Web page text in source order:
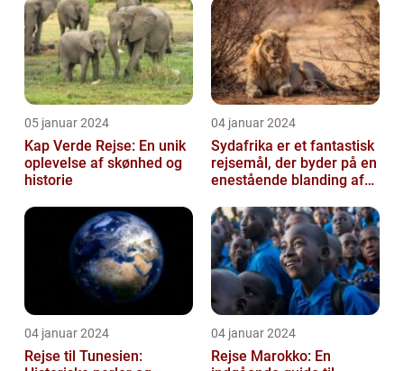
05 januar 2024
Kap Verde Rejse: En unik
oplevelse af skønhed og
historie
04 januar 2024
Sydafrika er et fantastisk
rejsemål, der byder på en
enestående blanding af
04 januar 2024
Rejse til Tunesien:
04 januar 2024
Rejse Marokko: En